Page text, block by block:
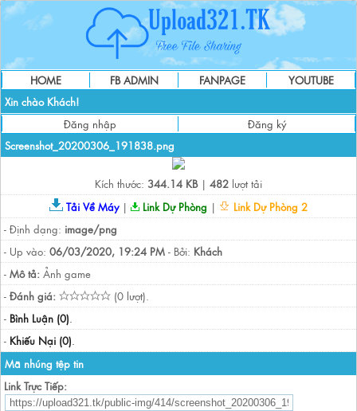
HOME FB ADMIN FANPAGE
YOUTUBE
Xin chào Khách!
Đăng nhập
Đăng ký
Screenshot_20200306_191838.png
Kích thước: 344.14 KB| 482 lượt tải
Tải Về Máy| Link Dự Phòng |
Link Dự Phòng 2
- Định dạng: image/png
- Up vào: 06/03/2020, 19:24 PM - Bởi: Khách
- Mô tả: Ảnh game
- Đánh giá:
(0 lượt).
- Bình Luận (0).
- Khiếu Nại (0).
Mã nhúng tệp tin
Link Trực Tiếp: